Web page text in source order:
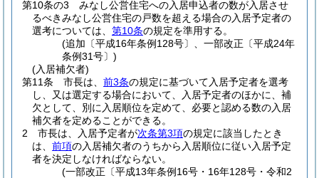
第10条の3
みなし公営住宅への入居申込者の数が入居させ
るべきみなし公営住宅の戸数を超える場合の入居予定者の
選考については、 第10条の規定を準用する。
(追加〔平成16年条例128号〕、一部改正〔平成24年
条例31号〕)
(入居補欠者)
第11条
市長は、 前3条の規定に基づいて入居予定者を選考
し、又は選定する場合において、入居予定者のほかに、補
欠として、別に入居順位を定めて、必要と認める数の入居
補欠者を定めることができる。
2
市長は、入居予定者が次条第3項の規定に該当したとき
は、 前項の入居補欠者のうちから入居順位に従い入居予定
者を決定しなければならない。
(一部改正〔平成13年条例16号・16年128号・令和2